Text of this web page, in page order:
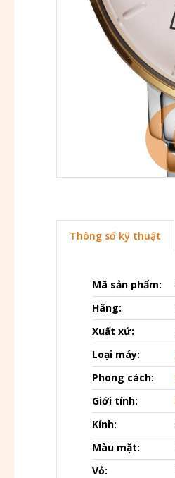
Thông số kỹ thuật
Mã sản phẩm:
Hãng:
Xuất xứ:
Loại máy:
Phong cách:
Giới tính:
Kính:
Màu mặt:
Vỏ: